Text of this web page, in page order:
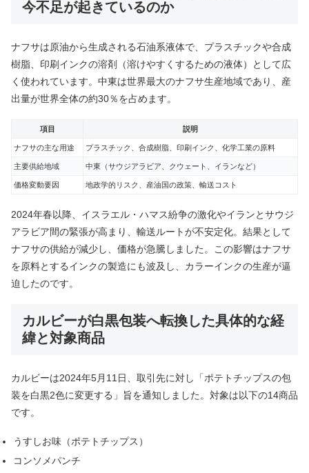
今不足が起きているのか
ナフサは原油から生成される石油系液体で、プラスチックや合成
樹脂、印刷インクの溶剤（溶けやすくするための液体）として広
く使われています。中東は世界最大のナフサ生産地域であり、産
出量が世界全体の約30％を占めます。
項目 説明
ナフサの主な用途 プラスチック、合成樹脂、印刷インク、化学工業の原料
主要供給地域 中東（サウジアラビア、クウェート、イランなど）
価格変動要因 地政学的リスク、産油国の政策、輸送コスト
2024年春以降、イスラエル・ハマス紛争の激化やイランとサウジ
アラビア間の緊張が高まり、輸送ルートが不安定化。結果として
ナフサの供給が減少し、価格が急騰しました。この影響はナフサ
を原料とするインクの製造にも波及し、カラーインクの生産が逼
迫したのです。
カルビーが白黒包装へ転換した具体的な経
緯と対象商品
カルビーは2024年5月11日、取引先に対し「ポテトチップスの包
装を白黒2色に変更する」旨を通知しました。対象は以下の14商品
です。
うすしお味（ポテトチップス）
コンソメパンチ